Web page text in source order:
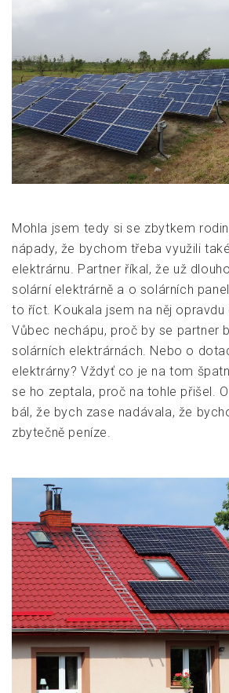
Mohla jsem tedy si se zbytkem
nápady, že bychom třeba využili
elektrárnu. Partner říkal, že už
solární elektrárně a o solárních
to říct. Koukala jsem na něj opravdu
Vůbec nechápu, proč by se partner
solárních elektrárnách. Nebo o
elektrárny? Vždyť co je na tom
se ho zeptala, proč na tohle přišel.
bál, že bych zase nadávala, že
zbytečně peníze.